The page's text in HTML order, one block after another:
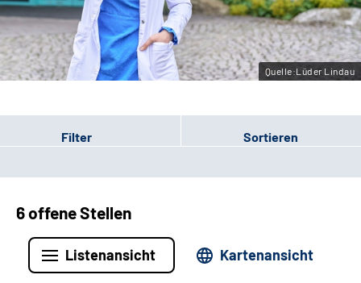
Leichte Sprache
Gebärdensprache
Quelle:Lüder Lindau
Filter Sortieren
6 offene Stellen
Listenansicht Kartenansicht